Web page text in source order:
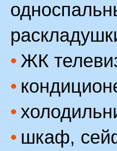
ЖК
шкаф,